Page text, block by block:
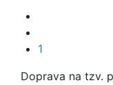
1
Doprava na tzv.